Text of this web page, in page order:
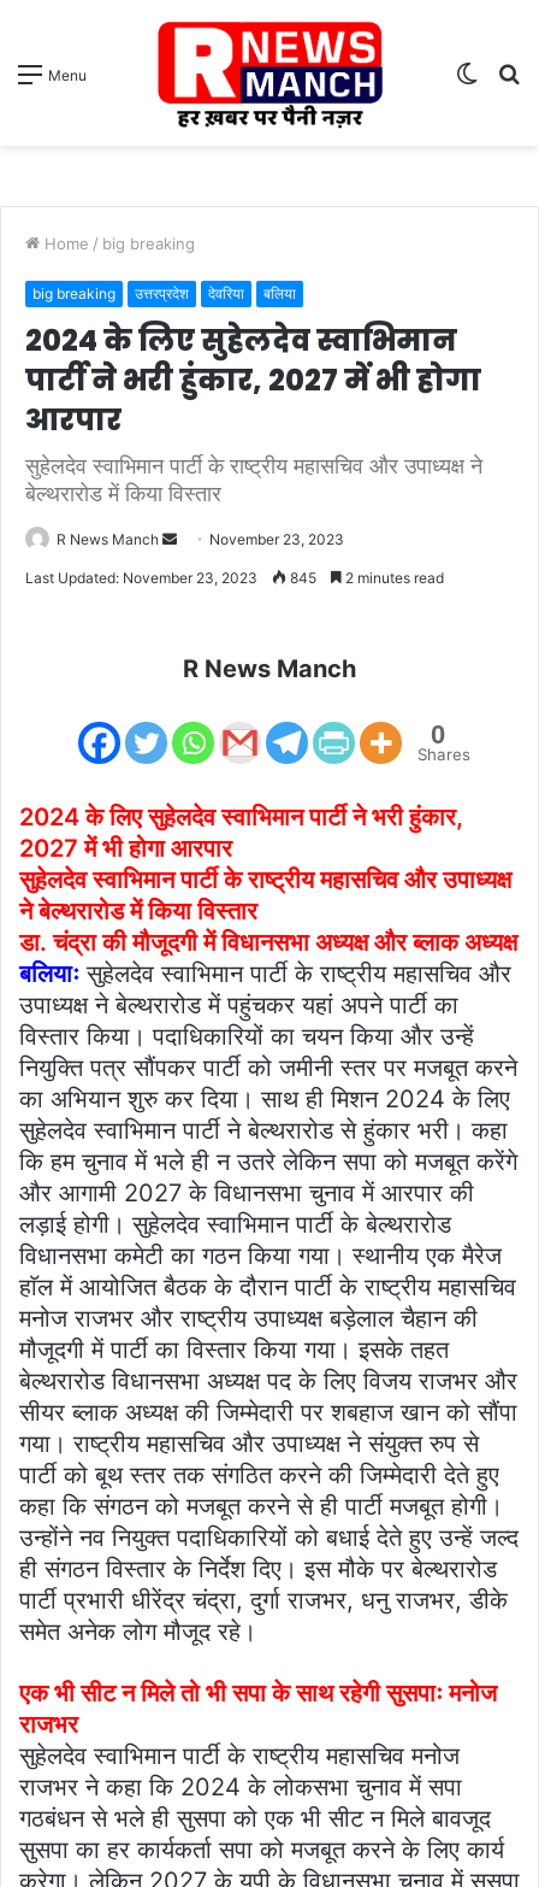
Menu
Switch
Home / big breaking
big breaking उत्तरप्रदेश देवरिया बलिया
2024 के लिए सुहेलदेव स्वाभिमान
पार्टी ने भरी हुंकार, 2027 में भी होगा
आरपार
सुहेलदेव स्वाभिमान पार्टी के राष्ट्रीय महासचिव और उपाध्यक्ष ने
बेल्थरारोड में किया विस्तार
R News Manch
Send November 23, 2023
Last Updated: November 23, 2023 845 2 minutes read
R News Manch
0
Shares
2024 के लिए सुहेलदेव स्वाभिमान पार्टी ने भरी हुंकार,
2027 में भी होगा आरपार
सुहेलदेव स्वाभिमान पार्टी के राष्ट्रीय महासचिव और उपाध्यक्ष
ने बेल्थरारोड में किया विस्तार
डा. चंद्रा की मौजूदगी में विधानसभा अध्यक्ष और ब्लाक अध्यक्ष
बलियाः सुहेलदेव स्वाभिमान पार्टी के राष्ट्रीय महासचिव और
उपाध्यक्ष ने बेल्थरारोड में पहुंचकर यहां अपने पार्टी का
विस्तार किया। पदाधिकारियों का चयन किया और उन्हें
नियुक्ति पत्र सौंपकर पार्टी को जमीनी स्तर पर मजबूत करने
का अभियान शुरु कर दिया। साथ ही मिशन 2024 के लिए
सुहेलदेव स्वाभिमान पार्टी ने बेल्थरारोड से हुंकार भरी। कहा
कि हम चुनाव में भले ही न उतरे लेकिन सपा को मजबूत करेंगे
और आगामी 2027 के विधानसभा चुनाव में आरपार की
लड़ाई होगी। सुहेलदेव स्वाभिमान पार्टी के बेल्थरारोड
विधानसभा कमेटी का गठन किया गया। स्थानीय एक मैरेज
हाॅल में आयोजित बैठक के दौरान पार्टी के राष्ट्रीय महासचिव
मनोज राजभर और राष्ट्रीय उपाध्यक्ष बड़ेलाल चैहान की
मौजूदगी में पार्टी का विस्तार किया गया। इसके तहत
बेल्थरारोड विधानसभा अध्यक्ष पद के लिए विजय राजभर और
सीयर ब्लाक अध्यक्ष की जिम्मेदारी पर शबहाज खान को सौंपा
गया। राष्ट्रीय महासचिव और उपाध्यक्ष ने संयुक्त रुप से
पार्टी को बूथ स्तर तक संगठित करने की जिम्मेदारी देते हुए
कहा कि संगठन को मजबूत करने से ही पार्टी मजबूत होगी।
उन्होंने नव नियुक्त पदाधिकारियों को बधाई देते हुए उन्हें जल्द
ही संगठन विस्तार के निर्देश दिए। इस मौके पर बेल्थरारोड
पार्टी प्रभारी धीरेंद्र चंद्रा, दुर्गा राजभर, धनु राजभर, डीके
समेत अनेक लोग मौजूद रहे।
एक भी सीट न मिले तो भी सपा के साथ रहेगी सुसपाः मनोज
राजभर
सुहेलदेव स्वाभिमान पार्टी के राष्ट्रीय महासचिव मनोज
राजभर ने कहा कि 2024 के लोकसभा चुनाव में सपा
गठबंधन से भले ही सुसपा को एक भी सीट न मिले बावजूद
सुसपा का हर कार्यकर्ता सपा को मजबूत करने के लिए कार्य